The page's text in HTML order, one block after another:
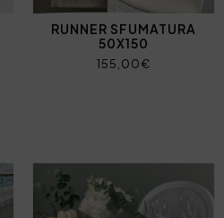
RUNNER SFUMATURA
50X150
155,00€